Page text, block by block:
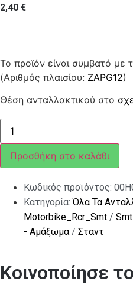
2,40 €
Το προϊόν είναι συμβατό με
(Αριθμός πλαισίου: ZAPG12)
Θέση ανταλλακτικού στο
Ελατήριο
ποσότητα
Προσθήκη στο καλάθι
Κωδικός προϊόντος:
Κατηγορία:Όλα Τα
Motorbike_Rcr_Smt /
- Αμάξωμα/ Σταντ
Κοινοποίησε